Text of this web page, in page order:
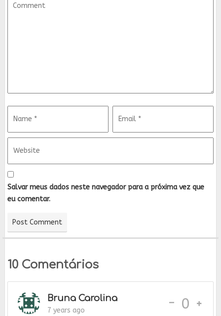
Salvar meus dados neste navegador para a próxima vez que
eu comentar.
10 Comentários
Bruna Carolina
7 years ago - 0